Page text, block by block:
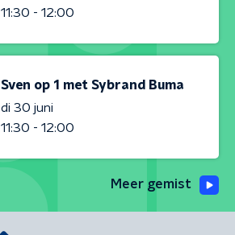
11:30 - 12:00
Sven op 1 met Sybrand Buma
di 30 juni
11:30 - 12:00
Meer gemist